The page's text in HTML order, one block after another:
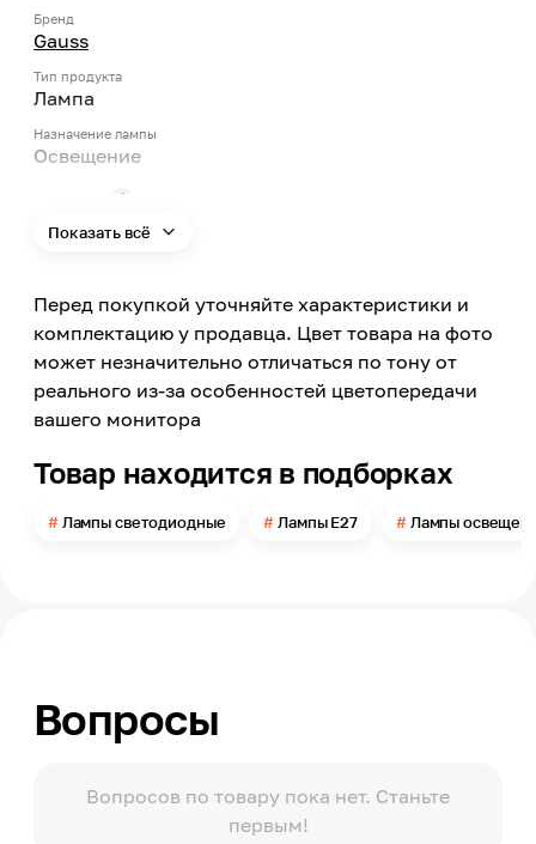
Бренд
Gauss
Тип продукта
Лампа
Назначение лампы
Освещение
E27
Тип ламп
Светодиодный
220
4100
Дневной белый
Матовая
Диаметр
Показать всё
Перед покупкой уточняйте характеристики и
комплектацию у продавца. Цвет товара на фото
может незначительно отличаться по тону от
реального из-за особенностей цветопередачи
вашего монитора
Товар находится в подборках
Лампы светодиодные Лампы E27 Лампы
Вопросы
Вопросов по товару пока нет. Станьте
первым!